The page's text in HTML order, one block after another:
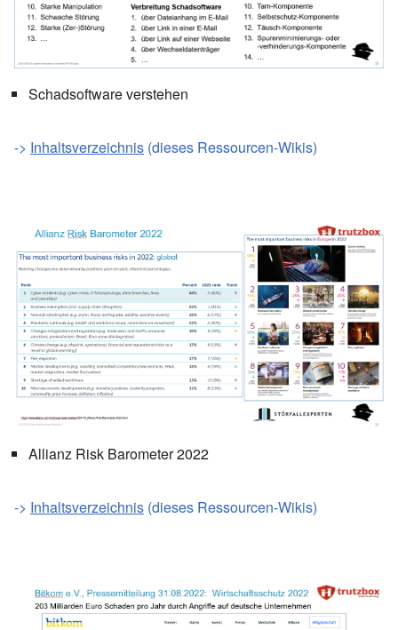
Schadsoftware verstehen
-> Inhaltsverzeichnis (dieses Ressourcen-Wikis)
Allianz Risk Barometer 2022
-> Inhaltsverzeichnis (dieses Ressourcen-Wikis)